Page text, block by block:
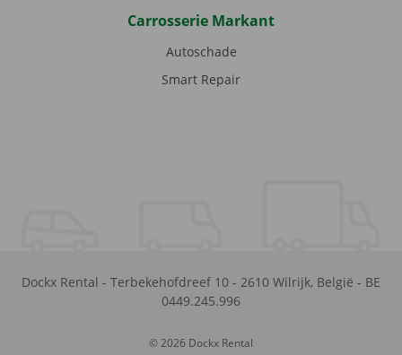
Carrosserie Markant
Autoschade
Smart Repair
Dockx Rental - Terbekehofdreef 10 - 2610 Wilrijk, België - BE
0449.245.996
© 2026 Dockx Rental